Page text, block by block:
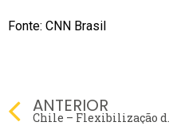
Fonte: CNN Brasil
Prev
ANTERIOR
Chile –